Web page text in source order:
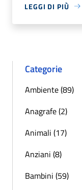
LEGGI DI PIÙ
Categorie
Ambiente (89)
Anagrafe (2)
Animali (17)
Anziani (8)
Bambini (59)